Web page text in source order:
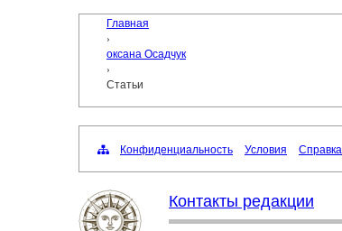
Главная
›
оксана Осадчук
›
Статьи
Конфиденциальность Условия Справка
Контакты редакции